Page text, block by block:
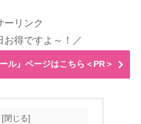
ーリンク
お得ですよ～！／
ル』ページはこちら＜PR＞